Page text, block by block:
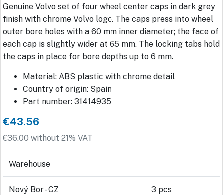
Genuine Volvo set of four wheel center caps in dark grey
finish with chrome Volvo logo. The caps press into wheel
outer bore holes with a 60 mm inner diameter; the face of
each cap is slightly wider at 65 mm. The locking tabs hold
the caps in place for bore depths up to 6 mm.
Material: ABS plastic with chrome detail
Country of origin: Spain
Part number: 31414935
€43.56
€36.00 without 21% VAT
Warehouse
Nový Bor - CZ 3 pcs